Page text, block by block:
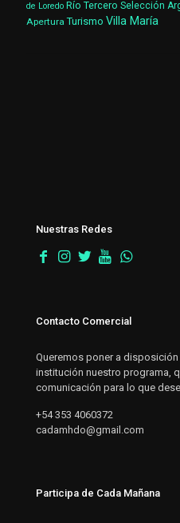
de Loredo Río Tercero Selección
Apertura Turismo Villa María
Nuestras Redes
Contacto Comercial
Queremos poner a
institución nuestro programa,
comunicación para lo que
+54 353 4060372
cadamhdo@gmail.com
Participa de Cada Mañana